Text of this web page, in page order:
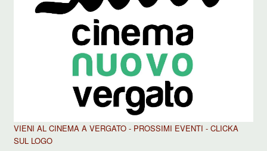
VIENI AL CINEMA A VERGATO - PROSSIMI EVENTI - CLICKA
SUL LOGO